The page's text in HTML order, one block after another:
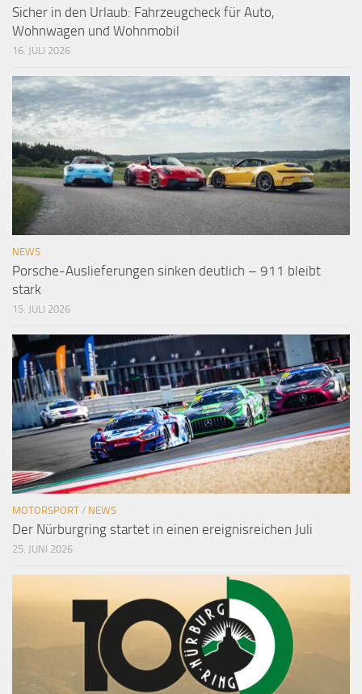
Sicher in den Urlaub: Fahrzeugcheck für Auto,
Wohnwagen und Wohnmobil
16. JULI 2026
NEWS
Porsche-Auslieferungen sinken deutlich – 911 bleibt
stark
15. JULI 2026
MOTORSPORT / NEWS
Der Nürburgring startet in einen ereignisreichen Juli
25. JUNI 2026